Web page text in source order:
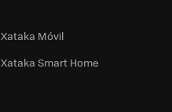
Xataka Móvil
Xataka Smart Home